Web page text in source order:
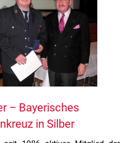
– Bayerisches
in Silber